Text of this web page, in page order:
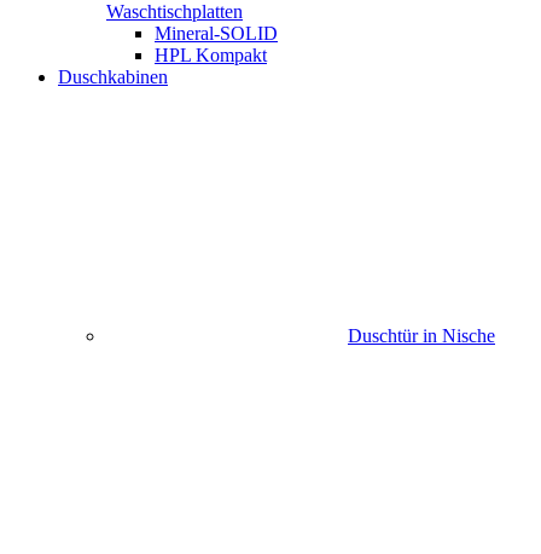
Waschtischplatten
Mineral-SOLID
HPL Kompakt
Duschkabinen
Duschtür in Nische